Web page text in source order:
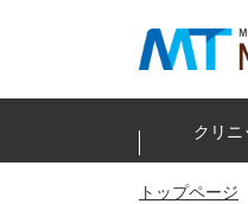
クリ
トップページ